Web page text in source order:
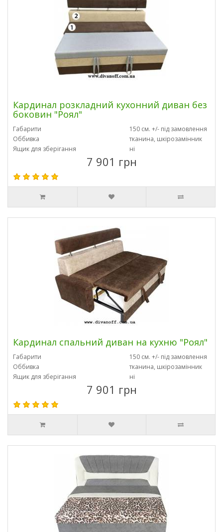
Кардинал розкладний кухонний диван без
боковин "Роял"
Габарити
150 см. +/- під замовлення
Оббивка
тканина, шкірозамінник
Ящик для зберігання
ні
7 901 грн
Кардинал спальний диван на кухню "Роял"
Габарити
150 см. +/- під замовлення
Оббивка
тканина, шкірозамінник
Ящик для зберігання
ні
7 901 грн